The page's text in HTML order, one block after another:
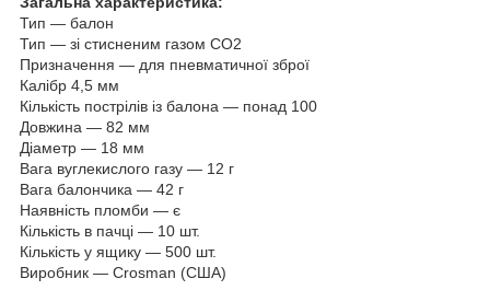
Тип — балон
Тип — зі стисненим газом СО2
Призначення — для пневматичної зброї
Калібр 4,5 мм
Кількість пострілів із балона — понад 100
Довжина — 82 мм
Діаметр — 18 мм
Вага вуглекислого газу — 12 г
Вага балончика — 42 г
Наявність пломби — є
Кількість в пачці — 10 шт.
Кількість у ящику — 500 шт.
Виробник — Crosman (США)